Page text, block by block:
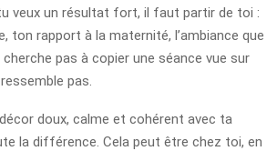
veux un résultat fort, il faut partir de toi :
ton rapport à la maternité, l’ambiance que
cherche pas à copier une séance vue sur
pas.
doux, calme et cohérent avec ta
la différence. Cela peut être chez toi, en